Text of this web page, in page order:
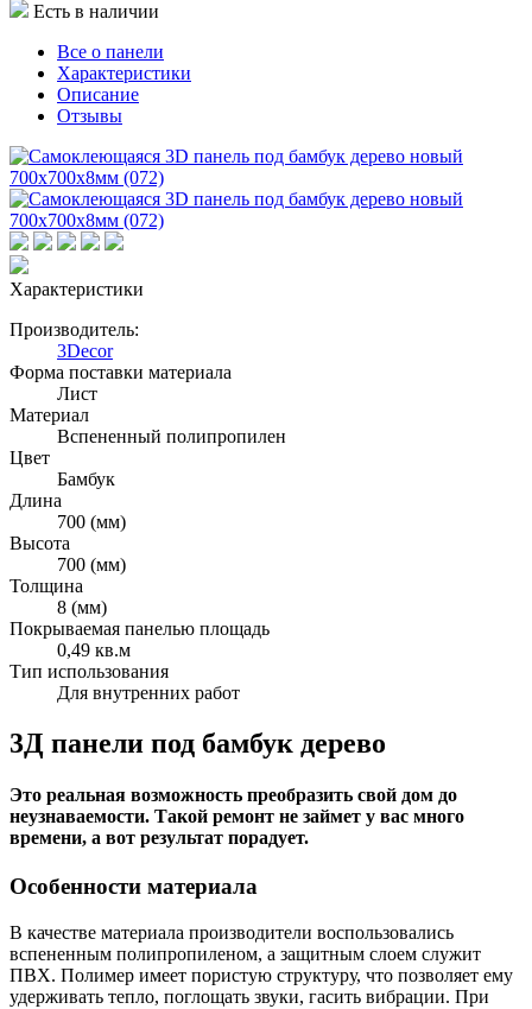
Есть в наличии
Все о панели
Характеристики
Описание
Отзывы
Характеристики
Производитель:
3Decor
Форма поставки материала
Лист
Материал
Вспененный полипропилен
Цвет
Бамбук
Длина
700 (мм)
Высота
700 (мм)
Толщина
8 (мм)
Покрываемая панелью площадь
0,49 кв.м
Тип использования
Для внутренних работ
3Д панели под бамбук дерево
Это реальная возможность преобразить свой дом до
неузнаваемости. Такой ремонт не займет у вас много
времени, а вот результат порадует.
Особенности материала
В качестве материала производители воспользовались
вспененным полипропиленом, а защитным слоем служит
ПВХ. Полимер имеет пористую структуру, что позволяет ему
удерживать тепло, поглощать звуки, гасить вибрации. При